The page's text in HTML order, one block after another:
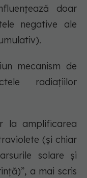
doar
negative ale
mecanism de
radiațiilor
la amplificarea
(și chiar
solare și
a mai scris